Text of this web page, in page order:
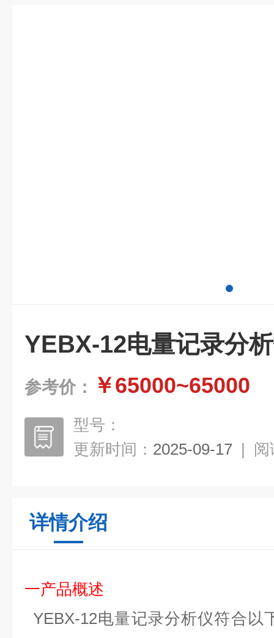
YEBX-12电量记录分
参考价： ￥65000~65000
型号：
更新时间： 2025-09-17 | 阅
详情介绍
一产品概述
YEBX-12电量记录分析仪符合以